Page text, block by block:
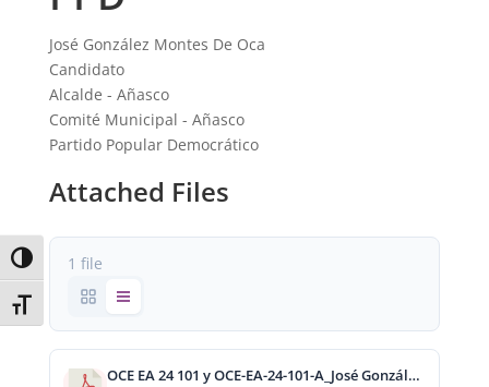
Toggle High Contrast
Toggle Font size
José González Montes De Oca
Candidato
Alcalde - Añasco
Comité Municipal - Añasco
Partido Popular Democrático
Attached Files
1 file
OCE EA 24 101 y OCE-EA-24-101-A_José González.pdf